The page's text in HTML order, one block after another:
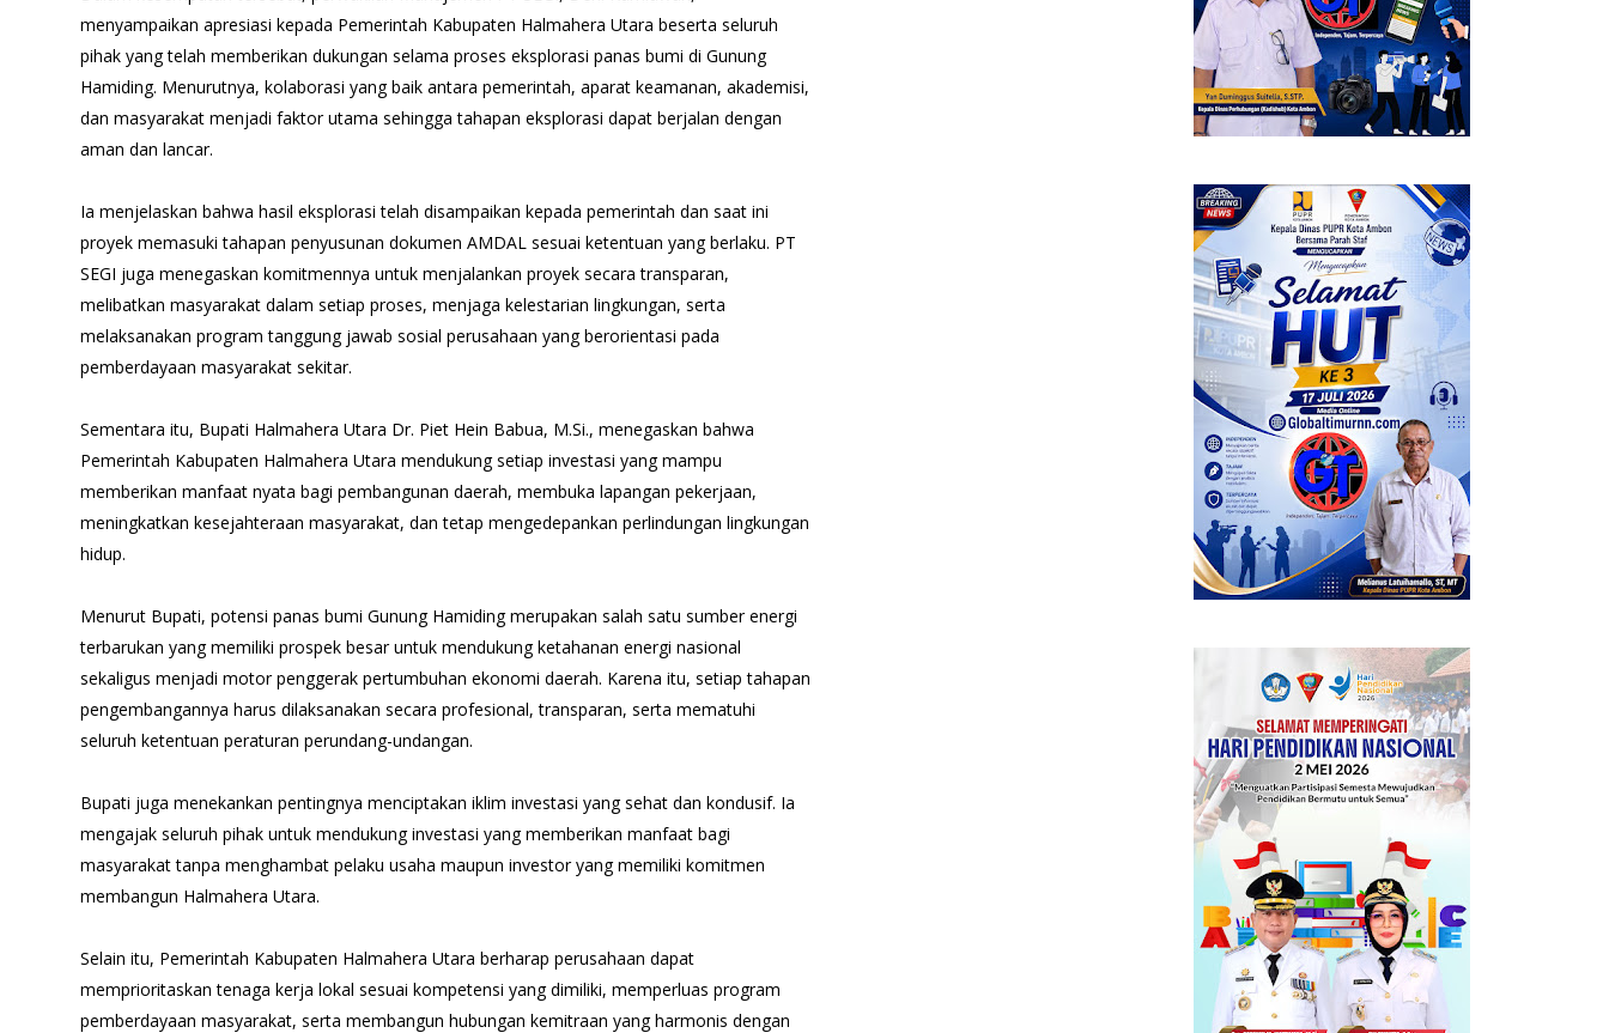
menyampaikan apresiasi kepada Pemerintah Kabupaten Halmahera Utara beserta seluruh
pihak yang telah memberikan dukungan selama proses eksplorasi panas bumi di Gunung
Hamiding. Menurutnya, kolaborasi yang baik antara pemerintah, aparat keamanan, akademisi,
dan masyarakat menjadi faktor utama sehingga tahapan eksplorasi dapat berjalan dengan
aman dan lancar.
Ia menjelaskan bahwa hasil eksplorasi telah disampaikan kepada pemerintah dan saat ini
proyek memasuki tahapan penyusunan dokumen AMDAL sesuai ketentuan yang berlaku. PT
SEGI juga menegaskan komitmennya untuk menjalankan proyek secara transparan,
melibatkan masyarakat dalam setiap proses, menjaga kelestarian lingkungan, serta
melaksanakan program tanggung jawab sosial perusahaan yang berorientasi pada
pemberdayaan masyarakat sekitar.
Sementara itu, Bupati Halmahera Utara Dr. Piet Hein Babua, M.Si., menegaskan bahwa
Pemerintah Kabupaten Halmahera Utara mendukung setiap investasi yang mampu
memberikan manfaat nyata bagi pembangunan daerah, membuka lapangan pekerjaan,
meningkatkan kesejahteraan masyarakat, dan tetap mengedepankan perlindungan lingkungan
hidup.
Menurut Bupati, potensi panas bumi Gunung Hamiding merupakan salah satu sumber energi
terbarukan yang memiliki prospek besar untuk mendukung ketahanan energi nasional
sekaligus menjadi motor penggerak pertumbuhan ekonomi daerah. Karena itu, setiap tahapan
pengembangannya harus dilaksanakan secara profesional, transparan, serta mematuhi
seluruh ketentuan peraturan perundang-undangan.
Bupati juga menekankan pentingnya menciptakan iklim investasi yang sehat dan kondusif. Ia
mengajak seluruh pihak untuk mendukung investasi yang memberikan manfaat bagi
masyarakat tanpa menghambat pelaku usaha maupun investor yang memiliki komitmen
membangun Halmahera Utara.
Selain itu, Pemerintah Kabupaten Halmahera Utara berharap perusahaan dapat
memprioritaskan tenaga kerja lokal sesuai kompetensi yang dimiliki, memperluas program
pemberdayaan masyarakat, serta membangun hubungan kemitraan yang harmonis dengan